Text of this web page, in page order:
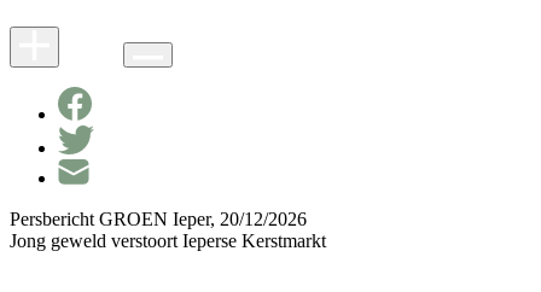
Persbericht GROEN Ieper, 20/12/2026
Jong geweld verstoort Ieperse Kerstmarkt